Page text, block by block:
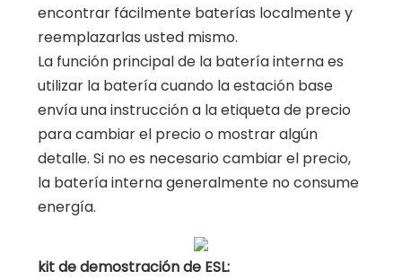
encontrar fácilmente baterías localmente y
reemplazarlas usted mismo.
La función principal de la batería interna es
utilizar la batería cuando la estación base
envía una instrucción a la etiqueta de precio
para cambiar el precio o mostrar algún
detalle. Si no es necesario cambiar el precio,
la batería interna generalmente no consume
energía.
kit de demostración de ESL: